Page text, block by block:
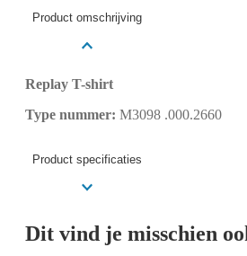
Product omschrijving
Replay T-shirt
Type nummer: M3098 .000.2660
Product specificaties
Dit vind je misschien